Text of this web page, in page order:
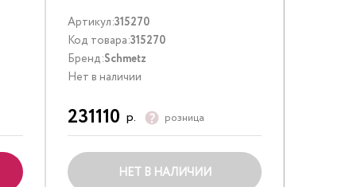
Артикул:315270
Код товара:315270
Бренд:Schmetz
Нет в наличии
231110 р. розница
НЕТ В НАЛИЧИИ